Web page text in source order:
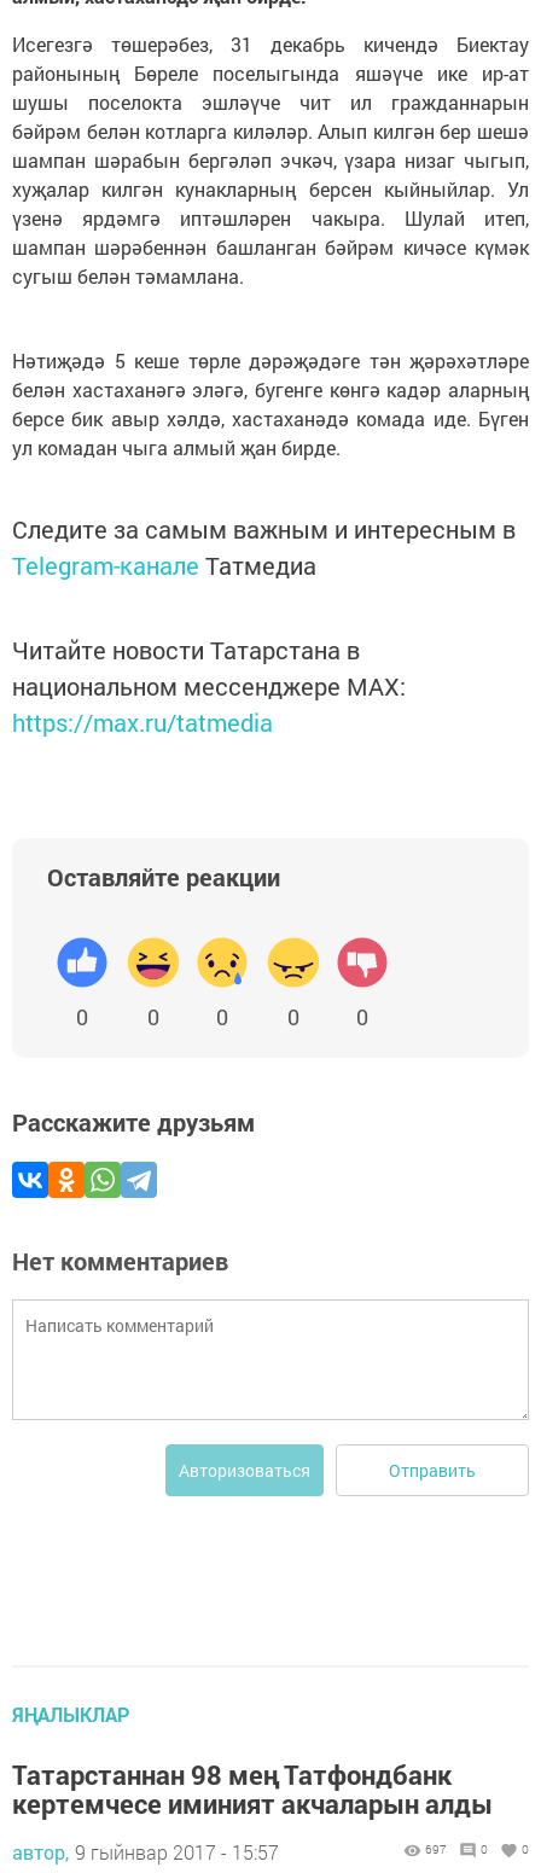
Исегезгә төшерәбез, 31 декабрь кичендә Биектау
районының Бөреле поселыгында яшәүче ике ир-ат
шушы поселокта эшләүче чит ил гражданнарын
бәйрәм белән котларга киләләр. Алып килгән бер шешә
шампан шәрабын бергәләп эчкәч, үзара низаг чыгып,
хуҗалар килгән кунакларның берсен кыйныйлар. Ул
үзенә ярдәмгә иптәшләрен чакыра. Шулай итеп,
шампан шәрәбеннән башланган бәйрәм кичәсе күмәк
сугыш белән тәмамлана.
Нәтиҗәдә 5 кеше төрле дәрәҗәдәге тән җәрәхәтләре
белән хастаханәгә эләгә, бугенге көнгә кадәр аларның
берсе бик авыр хәлдә, хастаханәдә комада иде. Бүген
ул комадан чыга алмый җан бирде.
Следите за самым важным и интересным в
Telegram-канале Татмедиа
Читайте новости Татарстана в
национальном мессенджере MАХ:
https://max.ru/tatmedia
Оставляйте реакции
0 0 0 0 0
Расскажите друзьям
Нет комментариев
Авторизоваться Отправить
ЯҢАЛЫКЛАР
Татарстаннан 98 мең Татфондбанк
кертемчесе иминият акчаларын алды
автор, 9 гыйнвар 2017 - 15:57 697 0 0